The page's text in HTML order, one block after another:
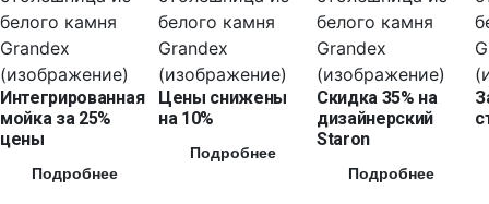
Интегрированная
мойка за 25%
цены
Подробнее
Цены снижены
на 10%
Подробнее
Скидка 35% на
дизайнерский
Staron
Подробнее